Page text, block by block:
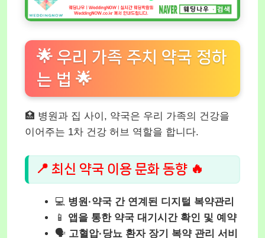
🌟 우리 가족 주치 약국 정하
는 법 🌟
🏥 병원과 집 사이, 약국은 우리 가족의 건강을
이어주는 1차 건강 허브 역할을 합니다.
📍 최신 약국 이용 문화 동향 🔥
💻 병원·약국 간 연계된 디지털 복약관리
📱 앱을 통한 약국 대기시간 확인 및 예약
🗣️ 고혈압·당뇨 환자 장기 복약 관리 서비